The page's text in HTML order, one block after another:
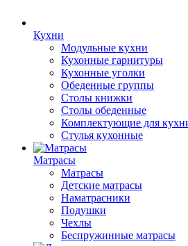
Кухни
Модульные кухни
Кухонные гарнитуры
Кухонные уголки
Обеденные группы
Столы книжки
Столы обеденные
Комплектующие для
Стулья кухонные
Матрасы
Матрасы
Детские матрасы
Наматрасники
Подушки
Чехлы
Беспружинные матрасы